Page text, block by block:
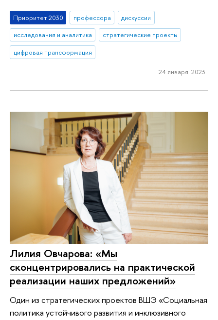
Приоритет 2030 профессора
дискуссии
исследования и аналитика
стратегические проекты
цифровая трансформация
24 января 2023
Лилия Овчарова: «Мы
сконцентрировались на практической
реализации наших предложений»
Один из стратегических проектов ВШЭ «Социальная
политика устойчивого развития и инклюзивного